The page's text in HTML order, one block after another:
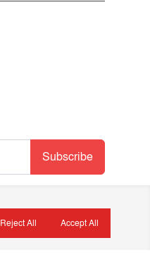
Subscribe
Reject All Accept All